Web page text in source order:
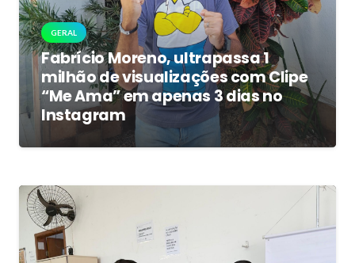
GERAL
Fabrício Moreno, ultrapassa 1
milhão de visualizações com Clipe
“Me Ama” em apenas 3 dias no
Instagram